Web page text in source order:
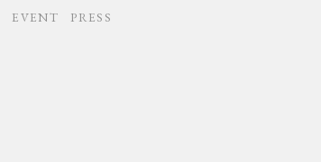
EVENT PRESS